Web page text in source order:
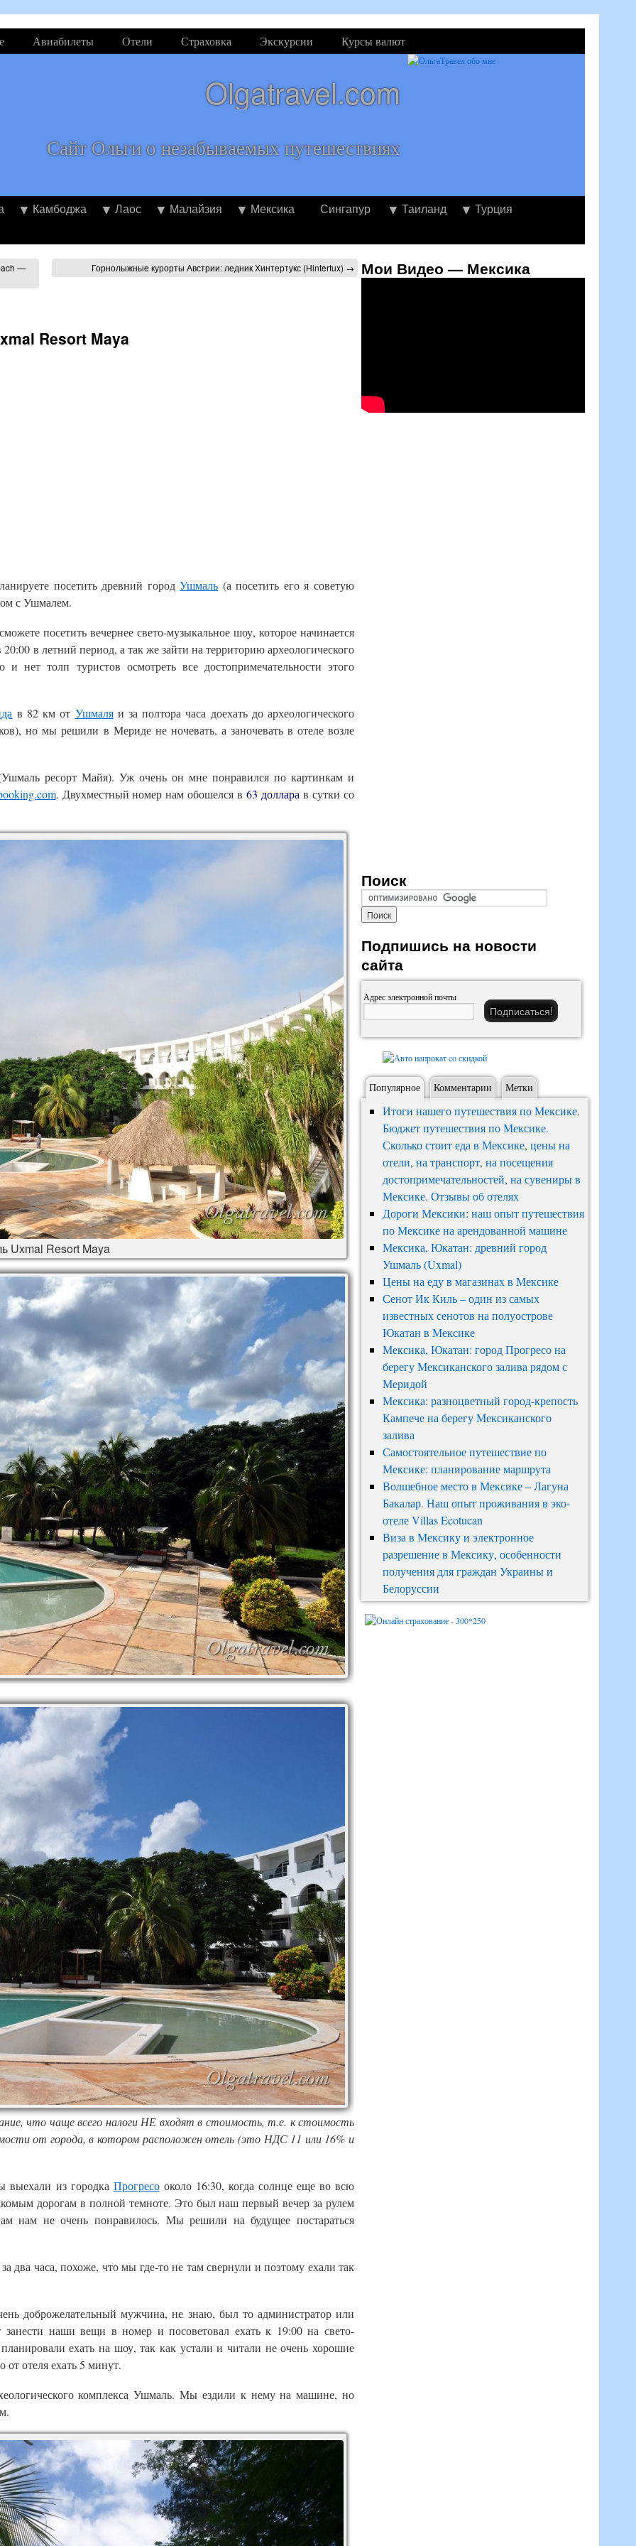
Авиабилеты Отели Страховка Экскурсии Курсы валют
Olgatravel.com
Сайт Ольги о незабываемых путешествиях
Камбоджа Лаос Малайзия Мексика Сингапур Таиланд Турция
— Горнолыжные курорты Австрии: ледник Хинтертукс (Hintertux) →
Resort Maya
посетить древний городУшмаль (а посетить его я советую
с Ушмалем.
посетить вечернее свето-музыкальное шоу, которое начинается
в летний период, а так же зайти на территорию археологического
толп туристов осмотреть все достопримечательности этого
в 82 км от Ушмаляи за полтора часа доехать до археологического
но мы решили в Мериде не ночевать, а заночевать в отеле возле
ресорт Майя). Уж очень он мне понравился по картинкам и
. Двухместный номер нам обошелся в63 доллара в сутки со
Uxmal Resort Maya
что чаще всего налоги НЕ входят в стоимость, т.е. к стоимость
от города, в котором расположен отель (это НДС 11 или 16% и
выехали из городка Прогресооколо 16:30, когда солнце еще во всю
дорогам в полной темноте. Это был наш первый вечер за рулем
нам не очень понравилось. Мы решили на будущее постараться
два часа, похоже, что мы где-то не там свернули и поэтому ехали так
доброжелательный мужчина, не знаю, был то администратор или
занести наши вещи в номер и посоветовал ехать к 19:00 на свето-
ехать на шоу, так как устали и читали не очень хорошие
отеля ехать 5 минут.
комплекса Ушмаль. Мы ездили к нему на машине, но
Мои Видео — Мексика
Поиск
Подпишись на новости
сайта
Адрес электронной почты
Популярное Комментарии Метки
Итоги нашего путешествия по Мексике.
Бюджет путешествия по Мексике.
Сколько стоит еда в Мексике, цены на
отели, на транспорт, на посещения
достопримечательностей, на сувениры в
Мексике. Отзывы об отелях
Дороги Мексики: наш опыт путешествия
по Мексике на арендованной машине
Мексика, Юкатан: древний город
Ушмаль (Uxmal)
Цены на еду в магазинах в Мексике
Сенот Ик Киль – один из самых
известных сенотов на полуострове
Юкатан в Мексике
Мексика, Юкатан: город Прогресо на
берегу Мексиканского залива рядом с
Меридой
Мексика: разноцветный город-крепость
Кампече на берегу Мексиканского
залива
Самостоятельное путешествие по
Мексике: планирование маршрута
Волшебное место в Мексике – Лагуна
Бакалар. Наш опыт проживания в эко-
отеле Villas Ecotucan
Виза в Мексику и электронное
разрешение в Мексику, особенности
получения для граждан Украины и
Белоруссии